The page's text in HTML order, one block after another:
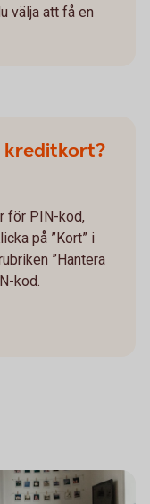
välja att få en
kreditkort?
för PIN-kod,
på ”Kort” i
”Hantera
kod.